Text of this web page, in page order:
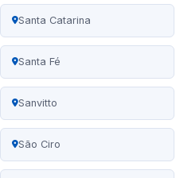
Santa Catarina
Santa Fé
Sanvitto
São Ciro